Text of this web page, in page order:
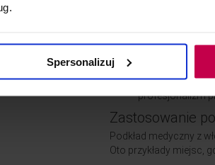
Spersonalizuj
Przeznaczenie:
Kolor: biały –
profesjonalizm
Zastosowanie
Podkład medyczny z
Oto przykłady miejsc,